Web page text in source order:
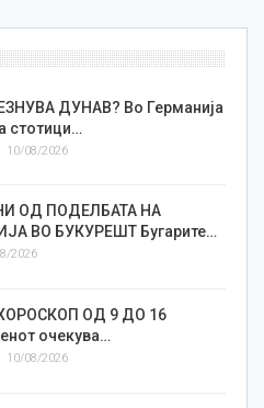
ДУНАВ? Во Германија
стотици…
10/08/2026
ОД ПОДЕЛБАТА НА
ВО БУКУРЕШТ Бугарите…
2026
ОД 9 ДО 16
очекува…
10/08/2026